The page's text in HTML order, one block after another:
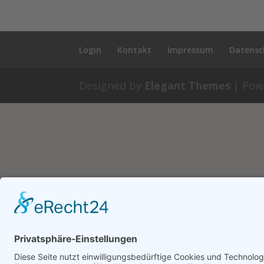
Login Kontakt Impressum
Designed by Elegant Themes |